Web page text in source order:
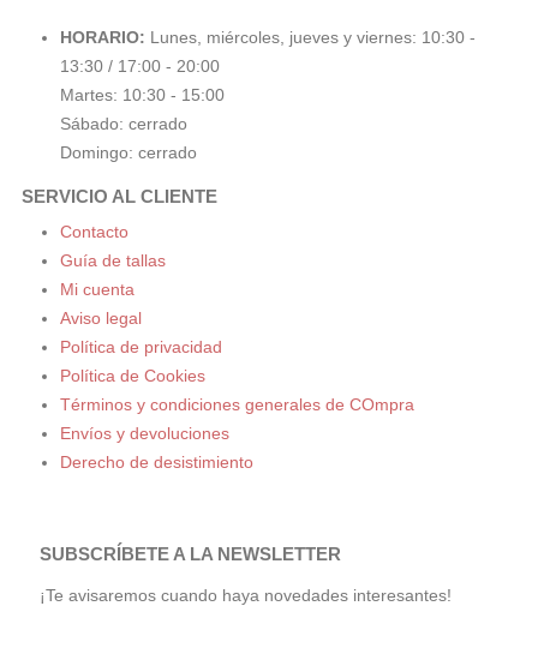
HORARIO: Lunes, miércoles, jueves y viernes: 10:30 -
13:30 / 17:00 - 20:00
Martes: 10:30 - 15:00
Sábado: cerrado
Domingo: cerrado
SERVICIO AL CLIENTE
Contacto
Guía de tallas
Mi cuenta
Aviso legal
Política de privacidad
Política de Cookies
Términos y condiciones generales de COmpra
Envíos y devoluciones
Derecho de desistimiento
SUBSCRÍBETE A LA NEWSLETTER
¡Te avisaremos cuando haya novedades interesantes!